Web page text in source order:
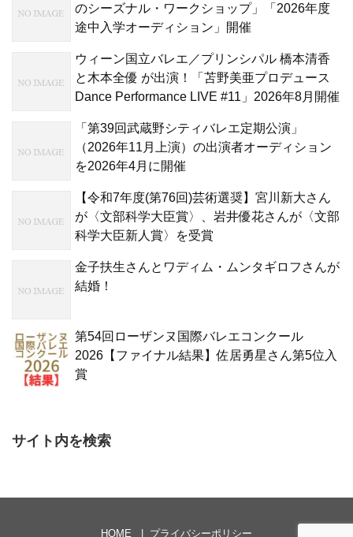
のシーズナル・ワークショップ」「2026年度
途中入学オーディション」開催
ウィーン国立バレエ／プリンシパル 橋本清香
と木本全優 が出演！「苫野美亜プロデュース
Dance Performance LIVE #11」2026年8月開催
「第39回武蔵野シティバレエ定期公演」
（2026年11月上演）の出演者オーディション
を2026年4月に開催
【令和7年度(第76回)芸術選奨】宮川新大さん
が〈文部科学大臣賞〉、岩井優花さんが〈文部
科学大臣新人賞〉を受賞
金子扶生さんとワディム・ムンタギロフさんが
結婚！
第54回ローザンヌ国際バレエコンクール
2026【ファイナル結果】佐居勇星さん第5位入
賞
サイト内を検索
HOME プライバシーポリシー